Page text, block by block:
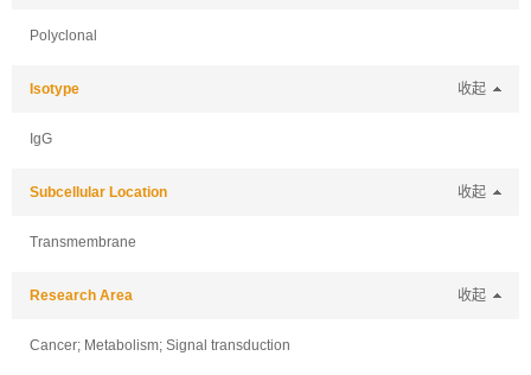
Polyclonal
Isotype 收起
IgG
Subcellular Location 收起
Transmembrane
Research Area 收起
Cancer; Metabolism; Signal transduction